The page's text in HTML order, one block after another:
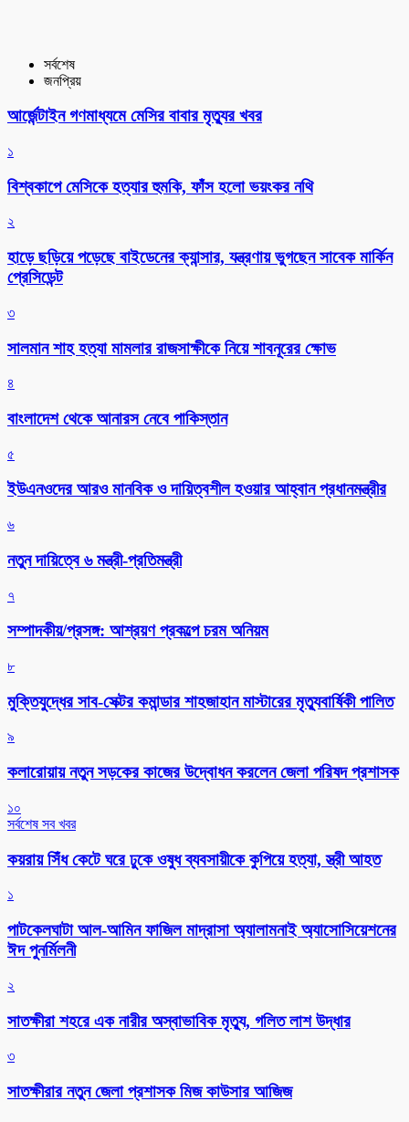
সর্বশেষ
জনপ্রিয়
আর্জেন্টাইন গণমাধ্যমে মেসির বাবার মৃত্যুর খবর
১
বিশ্বকাপে মেসিকে হত্যার হুমকি, ফাঁস হলো ভয়ংকর নথি
২
হাড়ে ছড়িয়ে পড়েছে বাইডেনের ক্যান্সার, যন্ত্রণায় ভুগছেন সাবেক মার্কিন
প্রেসিডেন্ট
৩
সালমান শাহ হত্যা মামলার রাজসাক্ষীকে নিয়ে শাবনূরের ক্ষোভ
৪
বাংলাদেশ থেকে আনারস নেবে পাকিস্তান
৫
ইউএনওদের আরও মানবিক ও দায়িত্বশীল হওয়ার আহ্বান প্রধানমন্ত্রীর
৬
নতুন দায়িত্বে ৬ মন্ত্রী-প্রতিমন্ত্রী
৭
সম্পাদকীয়/প্রসঙ্গ: আশ্রয়ণ প্রকল্পে চরম অনিয়ম
৮
মুক্তিযুদ্ধের সাব-সেক্টর কমান্ডার শাহজাহান মাস্টারের মৃত্যুবার্ষিকী পালিত
৯
কলারোয়ায় নতুন সড়কের কাজের উদ্বোধন করলেন জেলা পরিষদ প্রশাসক
১০
সর্বশেষ সব খবর
কয়রায় সিঁধ কেটে ঘরে ঢুকে ওষুধ ব্যবসায়ীকে কুপিয়ে হত্যা, স্ত্রী আহত
১
পাটকেলঘাটা আল-আমিন ফাজিল মাদ্রাসা অ্যালামনাই অ্যাসোসিয়েশনের
ঈদ পুনর্মিলনী
২
সাতক্ষীরা শহরে এক নারীর অস্বাভাবিক মৃত্যু, গলিত লাশ উদ্ধার
৩
সাতক্ষীরার নতুন জেলা প্রশাসক মিজ কাউসার আজিজ